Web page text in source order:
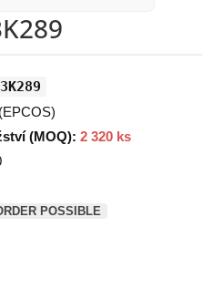
(MOQ): 2 320 ks
POSSIBLE